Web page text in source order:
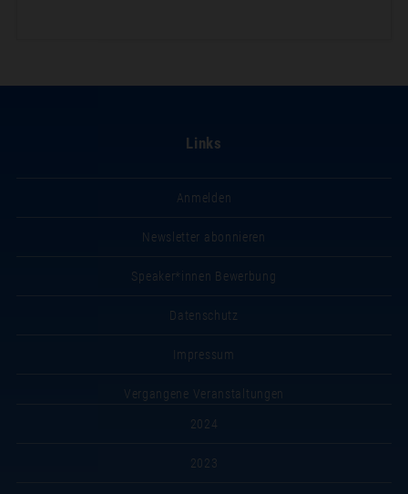
Links
Anmelden
Newsletter abonnieren
Speaker*innen Bewerbung
Datenschutz
Impressum
Vergangene Veranstaltungen
2024
2023